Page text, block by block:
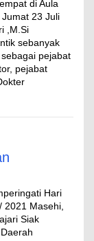
di Aula
23 Juli
,M.Si
sebanyak
pejabat
pejabat
Hari
2021 Masehi,
Siak